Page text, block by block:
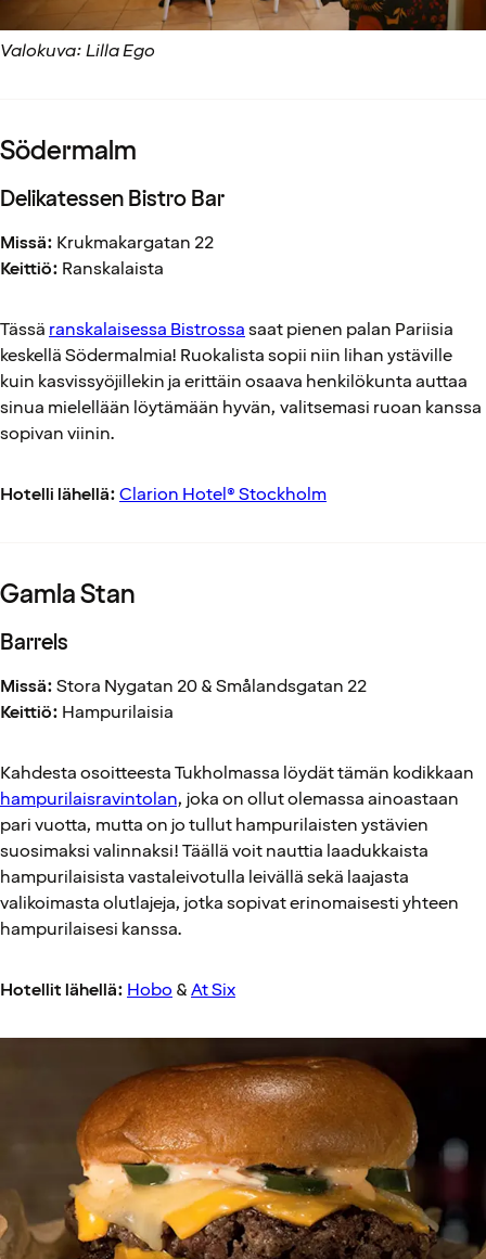
Valokuva: Lilla Ego
Södermalm
Delikatessen Bistro Bar
Missä: Krukmakargatan 22
Keittiö: Ranskalaista
Tässä ranskalaisessa Bistrossasaat pienen palan Pariisia
keskellä Södermalmia! Ruokalista sopii niin lihan ystäville
kuin kasvissyöjillekin ja erittäin osaava henkilökunta auttaa
sinua mielellään löytämään hyvän, valitsemasi ruoan kanssa
sopivan viinin.
Hotelli lähellä:Clarion Hotel® Stockholm
Gamla Stan
Barrels
Missä:Stora Nygatan 20 & Smålandsgatan 22
Keittiö: Hampurilaisia
Kahdesta osoitteesta Tukholmassa löydät tämän kodikkaan
hampurilaisravintolan, joka on ollut olemassa ainoastaan
pari vuotta, mutta on jo tullut hampurilaisten ystävien
suosimaksi valinnaksi! Täällä voit nauttia laadukkaista
hampurilaisista vastaleivotulla leivällä sekä laajasta
valikoimasta olutlajeja, jotka sopivat erinomaisesti yhteen
hampurilaisesi kanssa.
Hotellit lähellä: Hobo &At Six